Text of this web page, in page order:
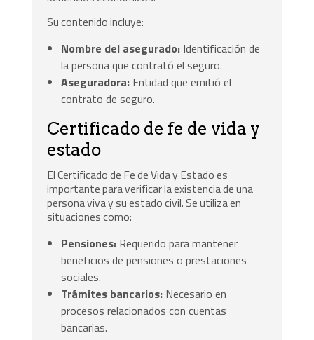
Su contenido incluye:
Nombre del asegurado: Identificación de
la persona que contrató el seguro.
Aseguradora: Entidad que emitió el
contrato de seguro.
Certificado de fe de vida y
estado
El Certificado de Fe de Vida y Estado es
importante para verificar la existencia de una
persona viva y su estado civil. Se utiliza en
situaciones como:
Pensiones: Requerido para mantener
beneficios de pensiones o prestaciones
sociales.
Trámites bancarios: Necesario en
procesos relacionados con cuentas
bancarias.